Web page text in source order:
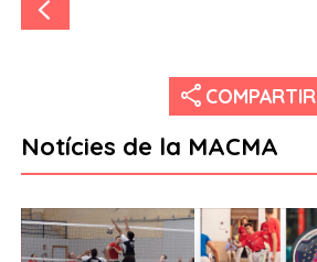
share COMPARTIR
Notícies de la MACMA